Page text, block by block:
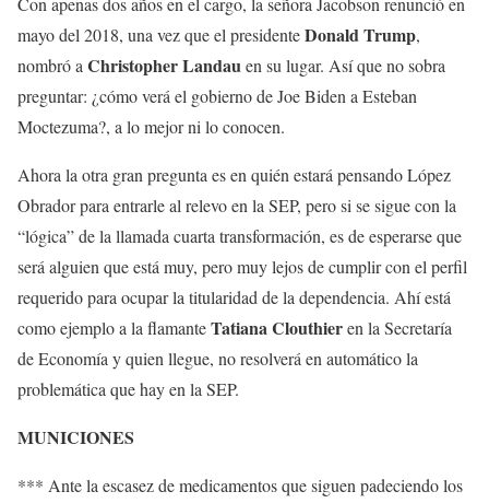
mayo del 2018, una vez que el presidenteDonald Trump,
nombró a Christopher Landauen su lugar. Así que no sobra
preguntar: ¿cómo verá el gobierno de Joe Biden a Esteban
Moctezuma?, a lo mejor ni lo conocen.
Ahora la otra gran pregunta es en quién estará pensando López
Obrador para entrarle al relevo en la SEP, pero si se sigue con la
“lógica” de la llamada cuarta transformación, es de esperarse que
será alguien que está muy, pero muy lejos de cumplir con el perfil
requerido para ocupar la titularidad de la dependencia. Ahí está
como ejemplo a la flamanteTatiana Clouthieren la Secretaría
de Economía y quien llegue, no resolverá en automático la
problemática que hay en la SEP.
MUNICIONES
*** Ante la escasez de medicamentos que siguen padeciendo los